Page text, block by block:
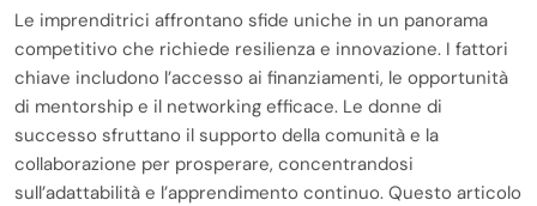
Le imprenditrici affrontano sfide uniche in un panorama
competitivo che richiede resilienza e innovazione. I fattori
chiave includono l’accesso ai finanziamenti, le opportunità
di mentorship e il networking efficace. Le donne di
successo sfruttano il supporto della comunità e la
collaborazione per prosperare, concentrandosi
sull’adattabilità e l’apprendimento continuo. Questo articolo